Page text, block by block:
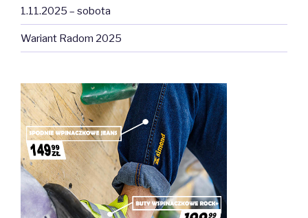
1.11.2025 – sobota
Wariant Radom 2025